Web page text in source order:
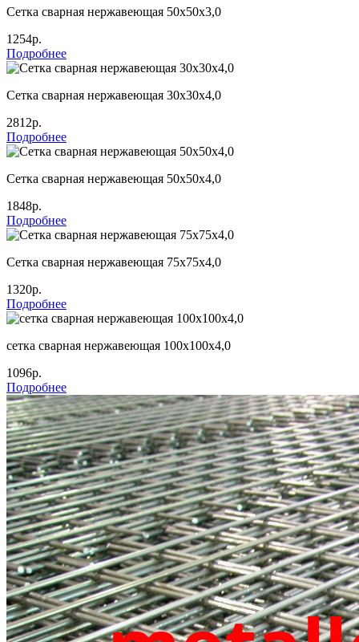
Сетка сварная нержавеющая 50х50х3,0
1254р.
Подробнее
Сетка сварная нержавеющая 30х30х4,0
2812р.
Подробнее
Сетка сварная нержавеющая 50х50х4,0
1848р.
Подробнее
Сетка сварная нержавеющая 75х75х4,0
1320р.
Подробнее
сетка сварная нержавеющая 100х100х4,0
1096р.
Подробнее